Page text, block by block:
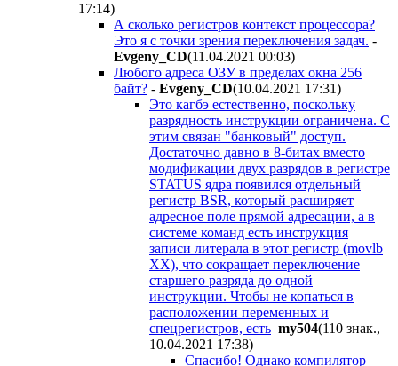
17:14)
А сколько регистров контекст процессора?
Это я с точки зрения переключения задач. -
Evgeny_CD(11.04.2021 00:03)
Любого адреса ОЗУ в пределах окна 256
байт? - Evgeny_CD(10.04.2021 17:31)
Это кагбэ естественно, поскольку
разрядность инструкции ограничена. С
этим связан "банковый" доступ.
Достаточно давно в 8-битах вместо
модификации двух разрядов в регистре
STATUS ядра появился отдельный
регистр BSR, который расширяет
адресное поле прямой адресации, а в
системе команд есть инструкция
записи литерала в этот регистр (movlb
XX), что сокращает переключение
старшего разряда до одной
инструкции. Чтобы не копаться в
расположении переменных и
спецрегистров, есть my504(110 знак.,
10.04.2021 17:38)
Спасибо! Однако компилятор